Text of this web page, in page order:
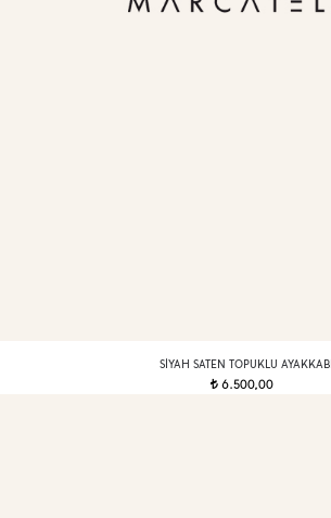
SIYAH SATEN TOPUKLU AYAKKABI
t 6.500,00